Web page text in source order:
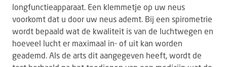
longfunctieapparaat. Een klemmetje op uw neus
voorkomt dat u door uw neus ademt. Bij een spirometrie
wordt bepaald wat de kwaliteit is van de luchtwegen en
hoeveel lucht er maximaal in- of uit kan worden
geademd. Als de arts dit aangegeven heeft, wordt de